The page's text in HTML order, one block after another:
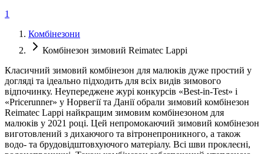
1
Комбінезони
Комбінезон зимовий Reimatec Lappi
Класичний зимовий комбінезон для малюків дуже простий у
догляді та ідеально підходить для всіх видів зимового
відпочинку. Неупереджене журі конкурсів «Best-in-Test» і
«Pricerunner» у Норвегії та Данії обрали зимовий комбінезон
Reimatec Lappi найкращим зимовим комбінезоном для
малюків у 2021 році. Цей непромокаючий зимовий комбінезон
виготовлений з дихаючого та вітронепроникного, а також
водо- та брудовідштовхуючого матеріалу. Всі шви проклеєні,